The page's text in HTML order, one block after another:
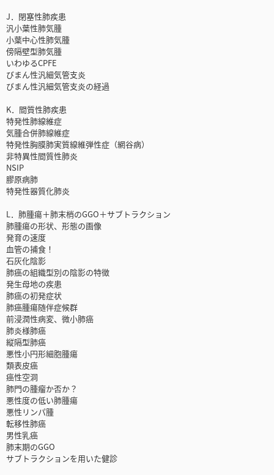
J．閉塞性肺疾患
汎小葉性肺気腫
小葉中心性肺気腫
傍隔壁型肺気腫
いわゆるCPFE
びまん性汎細気管支炎
びまん性汎細気管支炎の経過
K．間質性肺疾患
特発性肺線維症
気腫合併肺線維症
特発性胸膜肺実質線維弾性症（網谷病）
非特異性間質性肺炎
NSIP
膠原病肺
特発性器質化肺炎
L．肺腫瘍＋肺末梢のGGO＋サブトラクション
肺腫瘍の形状、形態の画像
発育の速度
血管の捕食！
石灰化陰影
肺癌の組織型別の陰影の特徴
発生母地の疾患
肺癌の初発症状
肺癌腫瘍随伴症候群
前浸潤性病変、微小肺癌
肺炎様肺癌
縦隔型肺癌
悪性小円形細胞腫瘍
類表皮癌
癌性空洞
肺門の腫瘤か否か？
悪性度の低い肺腫瘍
悪性リンパ腫
転移性肺癌
男性乳癌
肺末期のGGO
サブトラクションを用いた健診